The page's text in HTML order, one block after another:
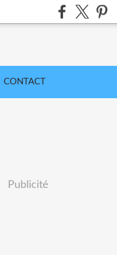
CONTACT
Publicité